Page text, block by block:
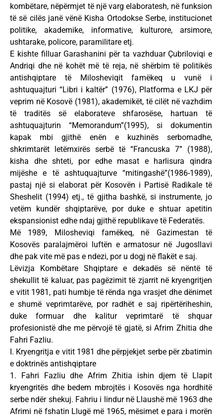
kombëtare, nëpërmjet të një varg elaboratesh, në funksion
të së cilës janë vënë Kisha Ortodokse Serbe, institucionet
politike, akademike, informative, kulturore, arsimore,
ushtarake, policore, paramilitare etj.
E kishte filluar Garashanini për ta vazhduar Çubriloviqi e
Andriqi dhe në kohët më të reja, në shërbim të politikës
antishqiptare të Milosheviqit famëkeq u vunë i
ashtuquajturi “Libri i kaltër” (1976), Platforma e LKJ për
veprim në Kosovë (1981), akademikët, të cilët në vazhdim
të traditës së elaborateve shfarosëse, hartuan të
ashtuquajturin “Memorandum”(1995), si dokumentin
kapak mbi gjithë enën e kuzhinës serbomadhe,
shkrimtarët letërnxirës serbë të “Francuska 7” (1988),
kisha dhe shteti, por edhe masat e harlisura qindra
mijëshe e të ashtuquajturve “mitingashë”(1986-1989),
pastaj një si elaborat për Kosovën i Partisë Radikale të
Sheshelit (1994) etj., të gjitha bashkë, si instrumente, jo
vetëm kundër shqiptarëve, por duke e shtuar apetitin
ekspansionist edhe ndaj gjithë republikave të Federatës.
Më 1989, Milosheviqi famëkeq, në Gazimestan të
Kosovës paralajmëroi luftën e armatosur në Jugosllavi
dhe pak vite më pas e ndezi, por u dogj në flakët e saj.
Lëvizja Kombëtare Shqiptare e dekadës së nëntë të
shekullit të kaluar, pas pagëzimit të zjarrit në kryengritjen
e vitit 1981, pati humbje të rënda nga vrasjet dhe dënimet
e shumë veprimtarëve, por radhët e saj ripërtëriheshin,
duke formuar dhe kalitur veprimtarë të shquar
profesionistë dhe me përvojë të gjatë, si Afrim Zhitia dhe
Fahri Fazliu.
I. Kryengritja e vitit 1981 dhe përpjekjet serbe për zbatimin
e doktrinës antishqiptare
1. Fahri Fazliu dhe Afrim Zhitia ishin djem të Llapit
kryengritës dhe bedem mbrojtës i Kosovës nga hordhitë
serbe ndër shekuj. Fahriu i lindur në Llaushë më 1963 dhe
Afrimi në fshatin Llugë më 1965, mësimet e para i morën